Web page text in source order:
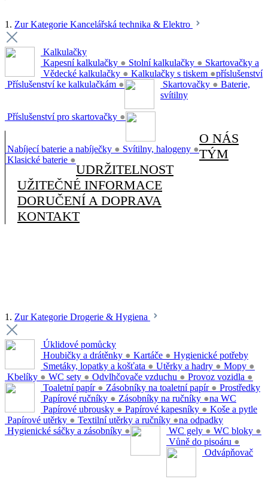
1. Zur Kategorie Kancelářská technika & Elektro
Kalkulačky
Kapesní kalkulačky ● Stolní kalkulačky ●
Vědecké kalkulačky ● Kalkulačky s tiskem ●
Příslušenství ke kalkulačkám ●
Skartovačky a
příslušenství
Skartovačky ●
Příslušenství pro skartovačky ●
Baterie,
svítilny
Nabíjecí baterie a nabíječky ● Svítilny, halogeny ●
Klasické baterie ●
O NÁS
TÝM
UDRŽITELNOST
UŽITEČNÉ INFORMACE
DORUČENÍ A DOPRAVA
KONTAKT
1. Zur Kategorie Drogerie & Hygiena
Úklidové pomůcky
Houbičky a drátěnky ● Kartáče ●
Smetáky, lopatky a košťata ● Utěrky a hadry ● Mopy ●
Kbelíky ● WC sety ● Odvlhčovače vzduchu ● Provoz vozidla ●
Hygienické potřeby
Toaletní papír ● Zásobníky na toaletní papír ●
Papírové ručníky ● Zásobníky na ručníky ●
Papírové ubrousky ● Papírové kapesníky ●
Papírové utěrky ● Textilní utěrky a ručníky ●
Hygienické sáčky a zásobníky ●
Prostředky
na WC
WC gely ● WC bloky ●
Vůně do pisoáru ●
Koše a pytle
na odpadky
Odvápňovač